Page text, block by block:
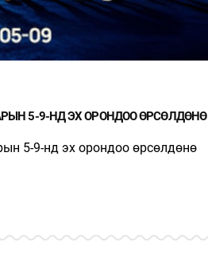
5-9-НД ЭХ ОРОНДОО ӨРСӨЛДӨНӨ
5-9-нд эх орондоо өрсөлдөнө